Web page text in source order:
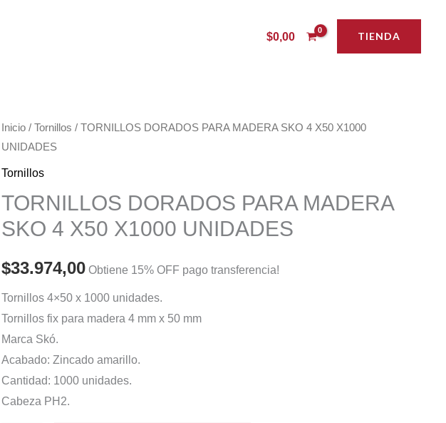
$0,00 TIENDA
Inicio / Tornillos / TORNILLOS DORADOS PARA MADERA SKO 4 X50 X1000
UNIDADES
Tornillos
TORNILLOS DORADOS PARA MADERA
SKO 4 X50 X1000 UNIDADES
$33.974,00 Obtiene 15% OFF pago transferencia!
Tornillos 4×50 x 1000 unidades.
Tornillos fix para madera 4 mm x 50 mm
Marca Skó.
Acabado: Zincado amarillo.
Cantidad: 1000 unidades.
Cabeza PH2.